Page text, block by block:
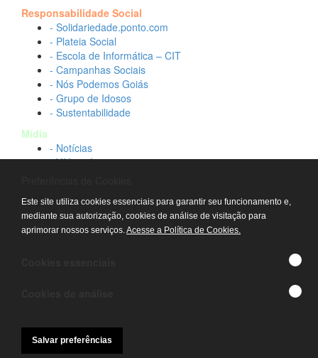
Responsabilidade Social
- Solidariedade.ponto.com
- Plateia Social
- Escola de Informática – CIT
- Campanhas Sociais
- Nós Podemos Goiás
- Grupo de Idosos
- Sustentabilidade
Mídia
- Notícias
- Vídeos Institucionais
Contato
- Fale conosco
- Trabalhe conosco
Este site utiliza cookies essenciais para garantir seu funcionamento e,
mediante sua autorização, cookies de análise de visitação para
aprimorar nossos serviços.Acesse a Política de Cookies.
Salvar preferências